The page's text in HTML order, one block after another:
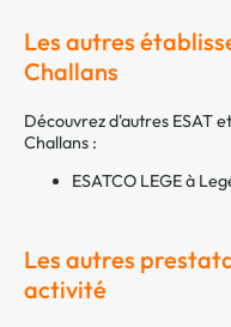
Les autres
Challans
Découvrez d'autres ESAT
Challans :
ESATCO LEGE à
Les autres
activité